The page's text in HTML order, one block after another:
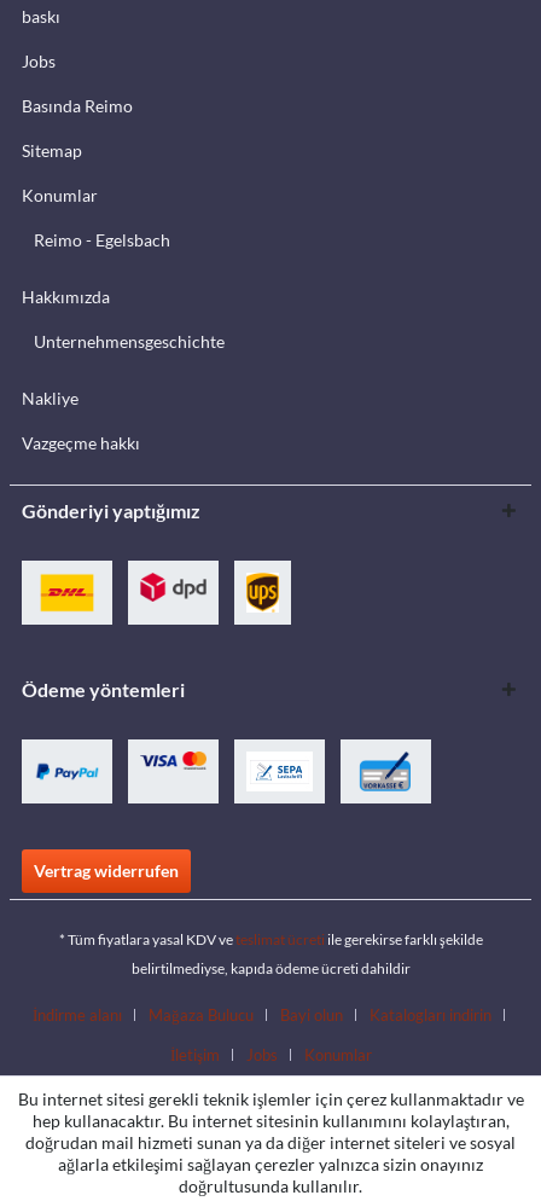
baskı
Jobs
Basında Reimo
Sitemap
Konumlar
Reimo - Egelsbach
Hakkımızda
Unternehmensgeschichte
Nakliye
Vazgeçme hakkı
Gönderiyi yaptığımız
Ödeme yöntemleri
Vertrag widerrufen
* Tüm fiyatlara yasal KDV veteslimat ücreti ile gerekirse farklı şekilde
belirtilmediyse, kapıda ödeme ücreti dahildir
İndirme alanı Mağaza Bulucu Bayi olun Katalogları indirin
İletişim Jobs Konumlar
Bu internet sitesi gerekli teknik işlemler için çerez kullanmaktadır ve
hep kullanacaktır. Bu internet sitesinin kullanımını kolaylaştıran,
doğrudan mail hizmeti sunan ya da diğer internet siteleri ve sosyal
ağlarla etkileşimi sağlayan çerezler yalnızca sizin onayınız
doğrultusunda kullanılır.